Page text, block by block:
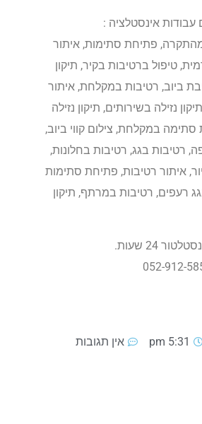
עבודות אינסטלציה :
מהתקרה, פתיחת סתימות, איתור
טיפול ברטיבות בקיר, תיקון
ביוב, רטיבות במקלחת, איתור
תיקון נזילה בשירותים, תיקון נזילה
סתימה במקלחת, צילום קווי ביוב,
רטיבות בגג, רטיבות בחלונות,
איתור רטיבות, פתיחת סתימות
בגג רעפים, רטיבות במרתף, תיקון
24 שעות.
5:31 pm אין תגובות